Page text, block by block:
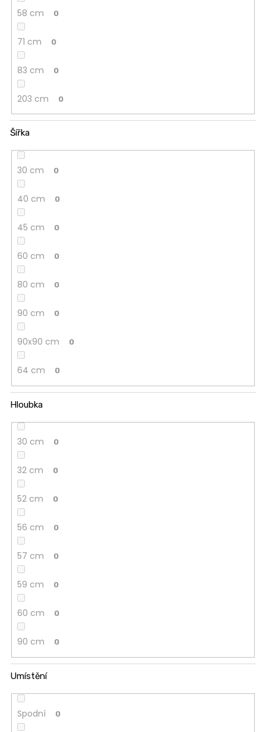
58 cm 0
71 cm 0
83 cm 0
203 cm 0
Šířka
30 cm 0
40 cm 0
45 cm 0
60 cm 0
80 cm 0
90 cm 0
90x90 cm 0
64 cm 0
Hloubka
30 cm 0
32 cm 0
52 cm 0
56 cm 0
57 cm 0
59 cm 0
60 cm 0
90 cm 0
Umístění
Spodní 0